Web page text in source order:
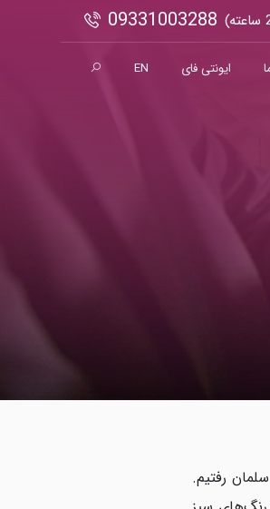
09331003288
ایونتی فای EN
رفتیم.